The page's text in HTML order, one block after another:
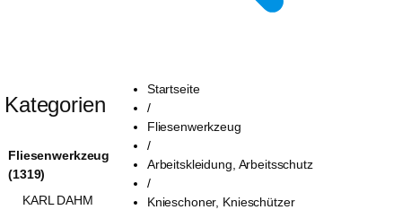
Startseite
/
Fliesenwerkzeug
/
Arbeitskleidung, Arbeitsschutz
/
Knieschoner, Knieschützer
Kategorien
Fliesenwerkzeug
(1319)
KARL DAHM